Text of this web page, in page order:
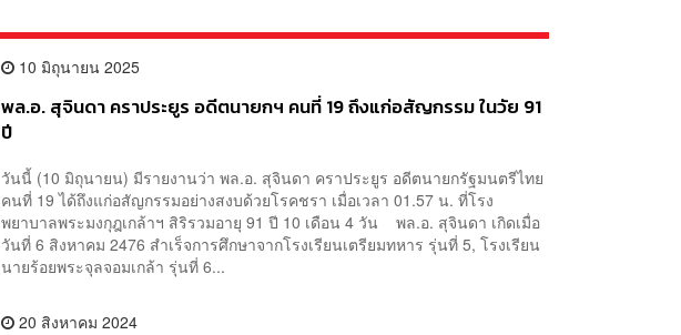
10 มิถุนายน 2025
พล.อ. สุจินดา คราประยูร อดีตนายกฯ คนที่ 19 ถึงแก่อสัญกรรม ในวัย 91
ปี
วันนี้ (10 มิถุนายน) มีรายงานว่า พล.อ. สุจินดา คราประยูร อดีตนายกรัฐมนตรีไทย
คนที่ 19 ได้ถึงแก่อสัญกรรมอย่างสงบด้วยโรคชรา เมื่อเวลา 01.57 น. ที่โรง
พยาบาลพระมงกุฎเกล้าฯ สิริรวมอายุ 91 ปี 10 เดือน 4 วัน พล.อ. สุจินดา เกิดเมื่อ
วันที่ 6 สิงหาคม 2476 สำเร็จการศึกษาจากโรงเรียนเตรียมทหาร รุ่นที่ 5, โรงเรียน
นายร้อยพระจุลจอมเกล้า รุ่นที่ 6...
20 สิงหาคม 2024